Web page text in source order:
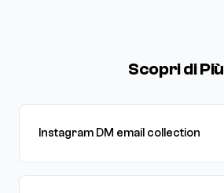
Scopri di Più
Instagram DM email collection